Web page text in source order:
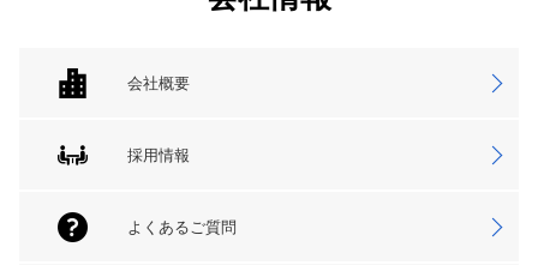
会社概要
採用情報
よくあるご質問